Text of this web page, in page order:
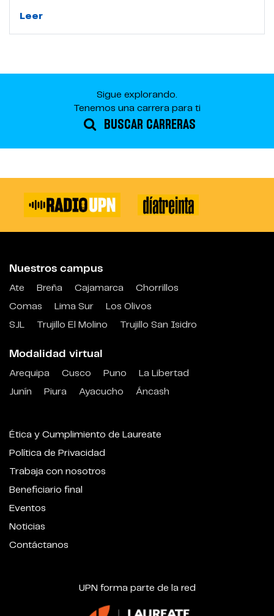
Leer
Sigue explorando.
Tenemos una carrera para ti
BUSCAR CARRERAS
Nuestros campus
Ate Breña Cajamarca
Chorrillos
Comas
Lima Sur
Los Olivos
SJL
Trujillo El Molino Trujillo San Isidro
Modalidad virtual
Arequipa Cusco Puno
La Libertad
Junín
Piura Ayacucho Áncash
Ética y Cumplimiento de Laureate
Política de Privacidad
Trabaja con nosotros
Beneficiario final
Eventos
Noticias
Contáctanos
UPN forma parte de la red